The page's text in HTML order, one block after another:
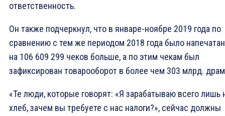
ответственность.
Он также подчеркнул, что в январе-ноябре 2019 года по
сравнению с тем же периодом 2018 года было
на 106 609 299 чеков больше, а по этим чекам был
зафиксирован товарооборот в более чем 303 млрд.
«Те люди, которые говорят: «Я зарабатываю всего лишь
хлеб, зачем вы требуете с нас налоги?», сейчас должны